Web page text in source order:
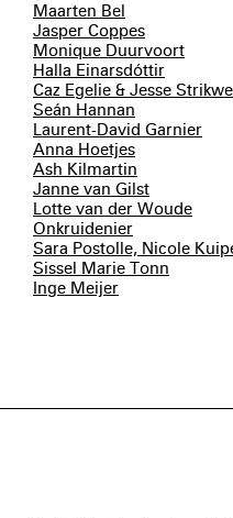
Maarten Bel
Jasper Coppes
Monique Duurvoort
Halla Einarsdóttir
Caz Egelie & Jesse
Seán Hannan
Laurent-David Garnier
Anna Hoetjes
Ash Kilmartin
Janne van Gilst
Lotte van der Woude
Onkruidenier
Sara Postolle, Nicole
Sissel Marie Tonn
Inge Meijer